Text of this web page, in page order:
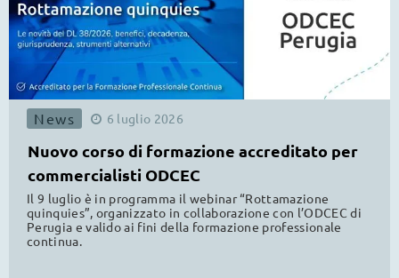
News 6 luglio 2026
Nuovo corso di formazione accreditato per
commercialisti ODCEC
Il 9 luglio è in programma il webinar “Rottamazione
quinquies”, organizzato in collaborazione con l’ODCEC di
Perugia e valido ai fini della formazione professionale
continua.